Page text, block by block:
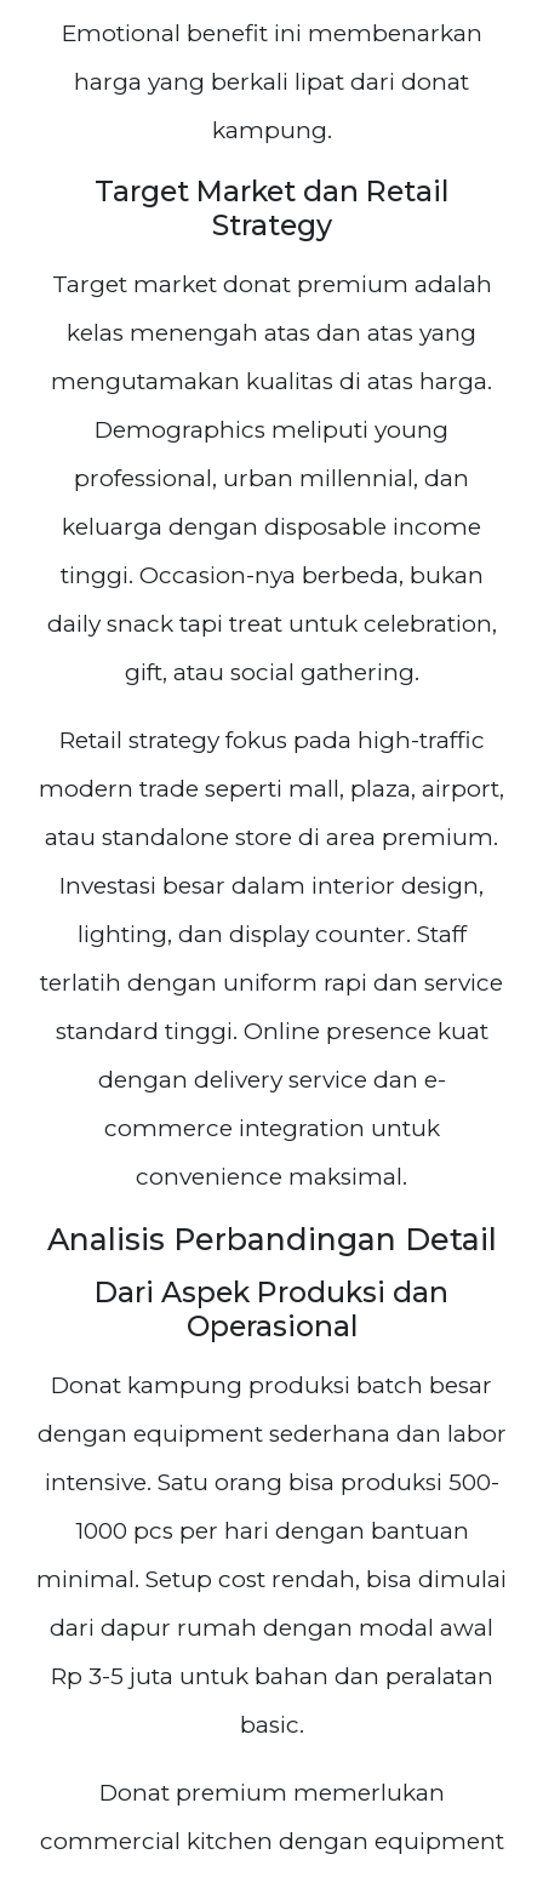
Emotional benefit ini membenarkan
harga yang berkali lipat dari donat
kampung.
Target Market dan Retail
Strategy
Target market donat premium adalah
kelas menengah atas dan atas yang
mengutamakan kualitas di atas harga.
Demographics meliputi young
professional, urban millennial, dan
keluarga dengan disposable income
tinggi. Occasion-nya berbeda, bukan
daily snack tapi treat untuk celebration,
gift, atau social gathering.
Retail strategy fokus pada high-traffic
modern trade seperti mall, plaza, airport,
atau standalone store di area premium.
Investasi besar dalam interior design,
lighting, dan display counter. Staff
terlatih dengan uniform rapi dan service
standard tinggi. Online presence kuat
dengan delivery service dan e-
commerce integration untuk
convenience maksimal.
Analisis Perbandingan Detail
Dari Aspek Produksi dan
Operasional
Donat kampung produksi batch besar
dengan equipment sederhana dan labor
intensive. Satu orang bisa produksi 500-
1000 pcs per hari dengan bantuan
minimal. Setup cost rendah, bisa dimulai
dari dapur rumah dengan modal awal
Rp 3-5 juta untuk bahan dan peralatan
basic.
Donat premium memerlukan
commercial kitchen dengan equipment